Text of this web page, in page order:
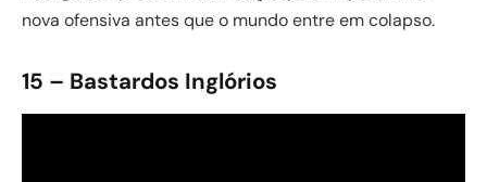
nova ofensiva antes que o mundo entre em colapso.
15 – Bastardos Inglórios